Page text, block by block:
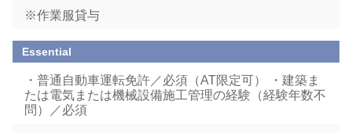
※作業服貸与
Essential
・普通自動車運転免許／必須（AT限定可） ・建築ま
たは電気または機械設備施工管理の経験（経験年数不
問）／必須